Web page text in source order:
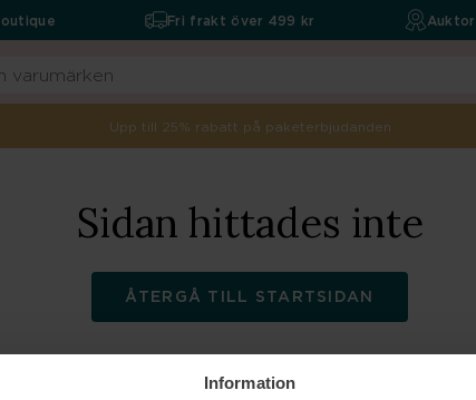
Information
Fri frakt över 499 kr
Upp till 25% rabatt på paketerbjudanden
Sidan hittades inte
ÅTERGÅ TILL STARTSIDAN